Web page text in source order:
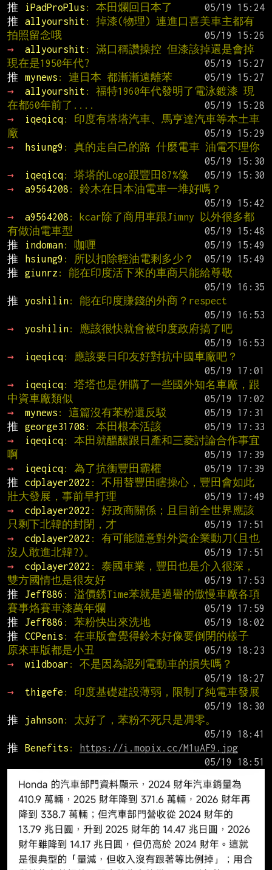
推
iPadProPlus : 本田爛回日本了
推
allyourshit : 掉漆(物理) 連進口喜美車主都有
拍照留念哦
→
allyourshit : 滿口稱讚操控 但漆該掉還是會掉
現在是1950年代?
推
mynews : 連日本 都漸漸遠離苯
→
allyourshit : 福特1960年代發明了電泳鍍漆 現
在都60年前了....
→
iqeqicq: 印度有塔塔汽車、馬亨達汽車等本土車
廠
→
hsiung9 : 真的走自己的路 什麼電車 油電不理你
→
iqeqicq: 塔塔的Logo跟豐田87%像
→
a9564208 : 鈴木在日本油電車一堆好嗎？
→
a9564208 : kcar除了商用車跟Jimny 以外很多都
有做油電車型
推
indoman: 咖喱
推
hsiung9 : 所以扣除輕油電剩多少？
推
giunrz : 能在印度活下來的車商只能給尊敬
推
yoshilin: 能在印度賺錢的外商？respect
→
yoshilin: 應該很快就會被印度政府搞了吧
→
iqeqicq: 應該要日印友好對抗中國車廠吧？
→
iqeqicq: 塔塔也是併購了一些國外知名車廠，跟
中資車廠類似
→
mynews : 這篇沒有苯粉還反駁
推
george31708 : 本田根本活該
→
iqeqicq: 本田就醞釀跟日產和三菱討論合作事宜
啊
→
iqeqicq: 為了抗衡豐田霸權
推
cdplayer2022 : 不用替豐田瞎操心，豐田會如此
壯大發展，事前早打理
→
cdplayer2022 : 好政商關係；且目前全世界應該
只剩下北韓的封閉，才
→
cdplayer2022 : 有可能隨意對外資企業動刀(且也
沒人敢進北韓?)。
→
cdplayer2022 : 泰國車業，豐田也是介入很深，
雙方國情也是很友好
推
Jeff886 : 溢價銹Time苯就是過譽的傲慢車廠各項
賽事烙賽車漆萬年爛
推
Jeff886 : 苯粉快出來洗地
推
CCPenis : 在車版會覺得鈴木好像要倒閉的樣子
原來車版都是小丑
→
wildboar : 不是因為認列電動車的損失嗎？
→
thigefe : 印度基礎建設薄弱，限制了純電車發展
推
jahnson: 太好了，苯粉不死只是凋零。
推
Benefits :
https://i.mopix.cc/M1uAF9.jpg